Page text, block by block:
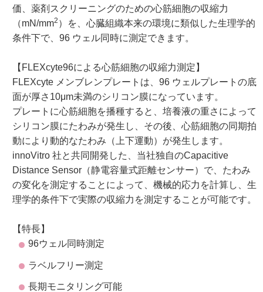
価、薬剤スクリーニングのための心筋細胞の収縮力
（mN/mm2 ）を、心臓組織本来の環境に類似した生理学的
条件下で、96 ウェル同時に測定できます。
【FLEXcyte96による心筋細胞の収縮力測定】
FLEXcyte メンブレンプレートは、96 ウェルプレートの底
面が厚さ10μm未満のシリコン膜になっています。
プレートに心筋細胞を播種すると、培養液の重さによって
シリコン膜にたわみが発生し、その後、心筋細胞の同期拍
動により動的なたわみ（上下運動）が発生します。
innoVitro 社と共同開発した、当社独自のCapacitive
Distance Sensor（静電容量式距離センサー）で、たわみ
の変化を測定することによって、機械的応力を計算し、生
理学的条件下で実際の収縮力を測定することが可能です。
【特長】
96ウェル同時測定
ラベルフリー測定
長期モニタリング可能